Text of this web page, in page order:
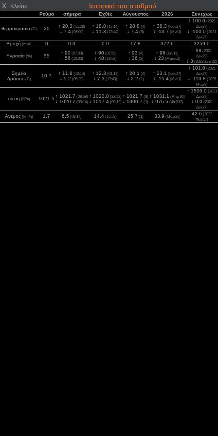
X Κλείσε Ιστορικό του σταθμού
Ρεύμα σήμερα Εχθές Αύγουστος 2026 Συνεχώς
θερμοκρασία(C) 20 ↑ 20.3 (11:28)
↓ 7.4 (06:00)
↑ 18.8 (17:14)
↓ 11.3 (23:44)
↑ 28.8 (4)
↓ 7.4 (8)
↑ 38.3 (Ιούν27)
↓ -13.7 (Ιάν11)
↑ 100.0(2021
Δεκ27)
↓ -100.0 (2021
Δεκ27)
Βροχή (mm) 0 0.0 0.0 17.8 372.6 3259.0
Υγρασία(%) 55
↑ 90(07:00)
↓ 56 (10:30)
↑ 90(02:59)
↓ 48 (18:58)
↑ 93 (4)
↓ 36 (2)
↑ 96 (Ιάν13)
↓ 23 (Μάιος2)
↑ 98 (2021
Δεκ29)
↓ 3 (2023 Σεπ23)
Σημείο
δρόσου(C)
10.7 ↑ 11.8 (10:14)
↓ 5.2 (05:29)
↑ 12.3 (01:13)
↓ 7.3 (17:43)
↑ 20.1 (4)
↓ 2.2 (1)
↑ 23.1 (Ιούν27)
↓ -15.4(Ιάν11)
↑ 101.0(2021
Δεκ27)
↓ -113.8 (2025
Μάρ8)
πίεση (hPa) 1021.5 ↑ 1021.7 (09:59)
↓ 1020.7 (00:14)
↑ 1020.8 (22:59)
↓ 1017.4 (00:12)
↑ 1021.7 (8)
↓ 1000.7 (1)
↑ 1031.1 (Απρ30)
↓ 976.5 (Φεβ12)
↑ 1500.0(2021
Δεκ27)
↓ 0.0(2021
Δεκ27)
Ανεμος (km/h) 1.7 6.5 (09:14) 14.4 (15:59) 25.7 (1) 33.9 (Μάρ25) 42.6 (2022
Φεβ17)